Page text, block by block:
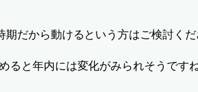
だから動けるという方はご検討く
ると年内には変化がみられそうです